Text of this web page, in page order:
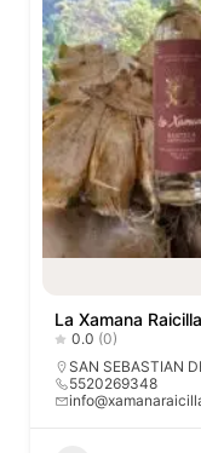
La Xamana Raicilla
0.0 (0)
SAN SEBASTIAN
5520269348